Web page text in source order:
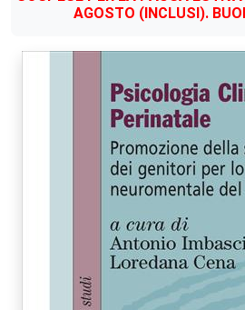
AGOSTO (INCLUSI).